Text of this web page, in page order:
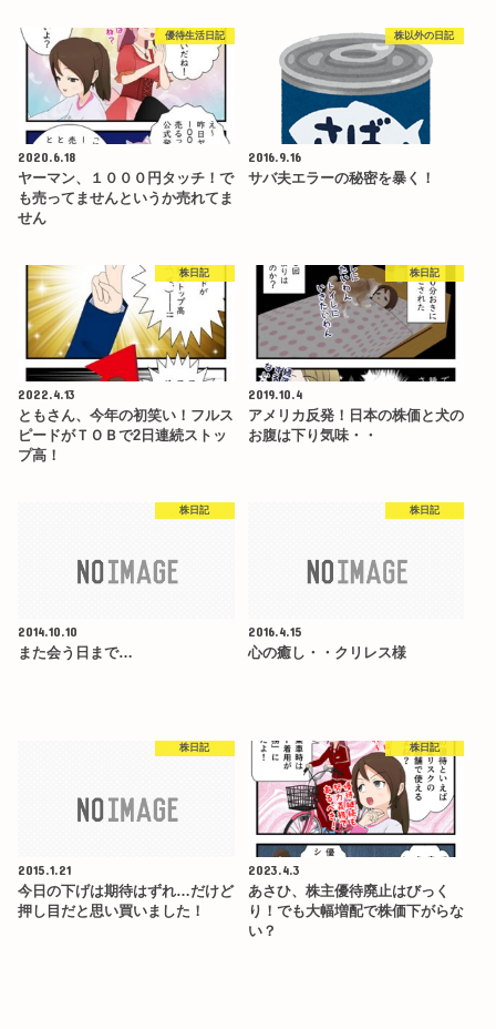
優待生活日記
2020.6.18
ヤーマン、１０００円タッチ！で
も売ってませんというか売れてま
せん
株以外の日記
2016.9.16
サバ夫エラーの秘密を暴く！
株日記
2022.4.13
ともさん、今年の初笑い！フルス
ピードがＴＯＢで2日連続ストッ
プ高！
株日記
2019.10.4
アメリカ反発！日本の株価と犬の
お腹は下り気味・・
株日記
2014.10.10
また会う日まで…
株日記
2016.4.15
心の癒し・・クリレス様
株日記
2015.1.21
今日の下げは期待はずれ…だけど
押し目だと思い買いました！
株日記
2023.4.3
あさひ、株主優待廃止はびっく
り！でも大幅増配で株価下がらな
い？